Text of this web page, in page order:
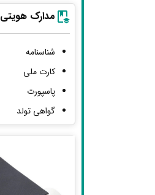
مدارک هویتی
شناسنامه
کارت ملی
پاسپورت
گواهی تولد